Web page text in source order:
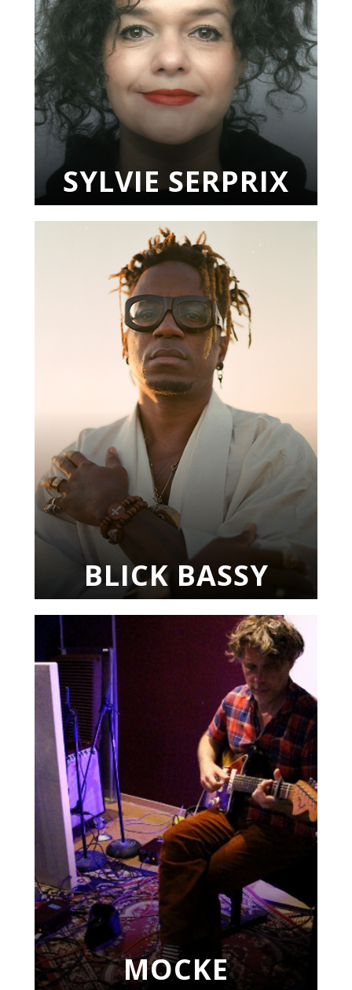
SYLVIE SERPRIX
BLICK BASSY
MOCKE